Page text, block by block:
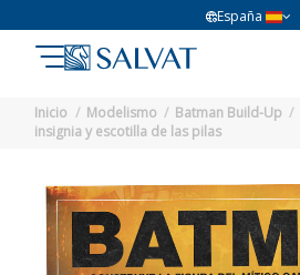
España
Inicio Modelismo Batman Build-Up
insignia y escotilla de las pilas